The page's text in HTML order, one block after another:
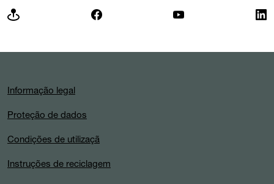
Informação legal
Proteção de dados
Condições de utilizaçã
Instruções de reciclagem